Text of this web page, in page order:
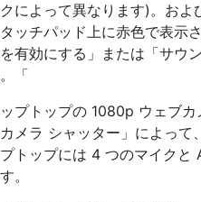
によって異なります)。お
ッチパッド上に赤色で表示
有効にする」または「サウ
「
プトップの 1080p ウェブ
メラ シャッター」によっ
トップには 4 つのマイク
。